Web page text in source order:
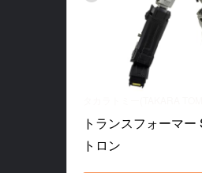
トランスフォーマ
トロン